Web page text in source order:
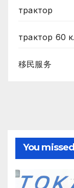
трактор
трактор 60
移民服务
You missed